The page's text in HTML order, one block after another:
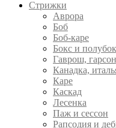
Стрижки
Аврора
Боб
Боб-каре
Бокс и
Гаврош,
Канадка,
Каре
Каскад
Лесенка
Паж и сессон
Рапсодия и